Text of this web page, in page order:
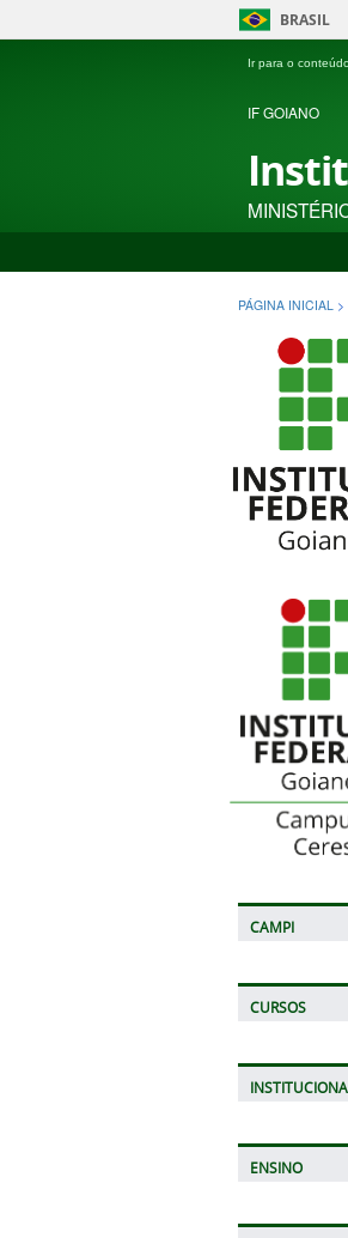
BRASIL
Ir para o
IF GOIANO
PÁGINA INICIAL >
CAMPI
CURSOS
ENSINO